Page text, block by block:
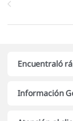
Encuentraló
Información